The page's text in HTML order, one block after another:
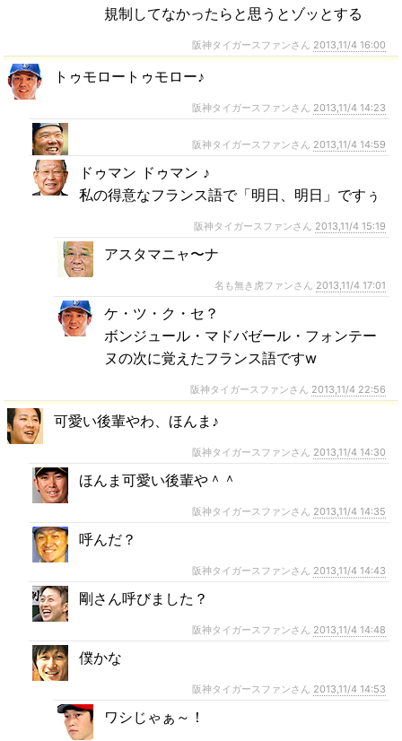
規制してなかったらと思うとゾッとする
阪神タイガースファンさん 2013,11/4 16:00
トゥモロートゥモロー♪
阪神タイガースファンさん 2013,11/4 14:23
阪神タイガースファンさん 2013,11/4 14:59
ドゥマン ドゥマン ♪
私の得意なフランス語で「明日、明日」ですぅ
阪神タイガースファンさん 2013,11/4 15:19
アスタマニャ〜ナ
名も無き虎ファンさん 2013,11/4 17:01
ケ・ツ・ク・セ？
ボンジュール・マドバゼール・フォンテー
ヌの次に覚えたフランス語ですw
阪神タイガースファンさん 2013,11/4 22:56
可愛い後輩やわ、ほんま♪
阪神タイガースファンさん 2013,11/4 14:30
ほんま可愛い後輩や＾＾
阪神タイガースファンさん 2013,11/4 14:35
呼んだ？
阪神タイガースファンさん 2013,11/4 14:43
剛さん呼びました？
阪神タイガースファンさん 2013,11/4 14:48
僕かな
阪神タイガースファンさん 2013,11/4 14:53
ワシじゃぁ～！